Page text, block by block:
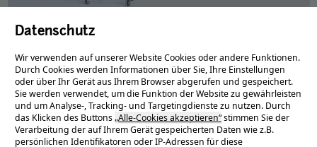
Datenschutz
Wir verwenden auf unserer Website Cookies oder andere Funktionen.
Durch Cookies werden Informationen über Sie, Ihre Einstellungen
oder über Ihr Gerät aus Ihrem Browser abgerufen und gespeichert.
Sie werden verwendet, um die Funktion der Website zu gewährleisten
und um Analyse-, Tracking- und Targetingdienste zu nutzen. Durch
das Klicken des Buttons„Alle-Cookies akzeptieren“stimmen Sie der
Verarbeitung der auf Ihrem Gerät gespeicherten Daten wie z.B.
persönlichen Identifikatoren oder IP-Adressen für diese
Der Zentraleinkauf.
Nachhaltigkeit von Anfang an.